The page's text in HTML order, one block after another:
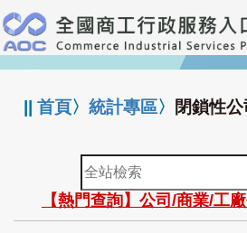
跳
到
主
要
:::
||首頁〉統計專區〉 閉鎖性
全
站
檢
索
【熱門查詢】公司/商業/工